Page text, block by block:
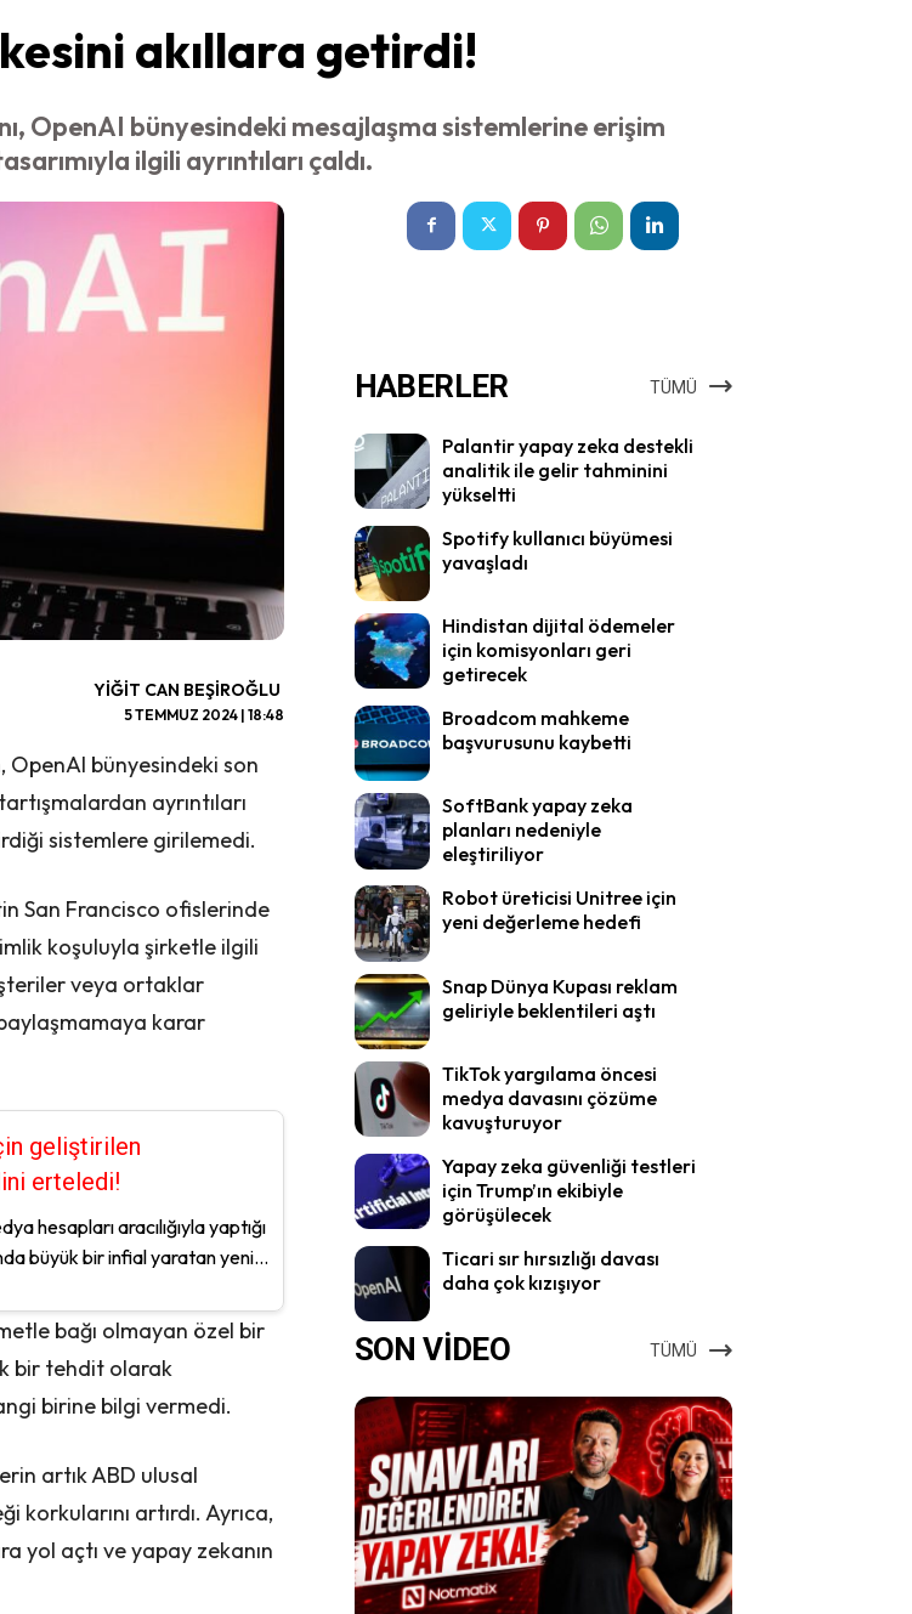
akıllara getirdi!
OpenAI bünyesindeki mesajlaşma sistemlerine erişim
ilgili ayrıntıları çaldı.
YIĞIT CAN BEŞIROĞLU
5 TEMMUZ 2024 | 18:48
OpenAI bünyesindeki son
ayrıntıları
sistemlere girilemedi.
San Francisco ofislerinde
koşuluyla şirketle ilgili
veya ortaklar
karar
geliştirilen
erteledi!
hesapları aracılığıyla yaptığı
büyük bir infial yaratan yeni...
bağı olmayan özel bir
bir tehdit olarak
birine bilgi vermedi.
artık ABD ulusal
artırdı. Ayrıca,
yol açtı ve yapay zekanın
HABERLER TÜMÜ
Palantir yapay zeka destekli
analitik ile gelir tahminini
yükseltti
Spotify kullanıcı büyümesi
yavaşladı
Hindistan dijital ödemeler
için komisyonları geri
getirecek
Broadcom mahkeme
başvurusunu kaybetti
SoftBank yapay zeka
planları nedeniyle
eleştiriliyor
Robot üreticisi Unitree için
yeni değerleme hedefi
Snap Dünya Kupası reklam
geliriyle beklentileri aştı
TikTok yargılama öncesi
medya davasını çözüme
kavuşturuyor
Yapay zeka güvenliği testleri
için Trump’ın ekibiyle
görüşülecek
Ticari sır hırsızlığı davası
daha çok kızışıyor
SON VİDEO TÜMÜ